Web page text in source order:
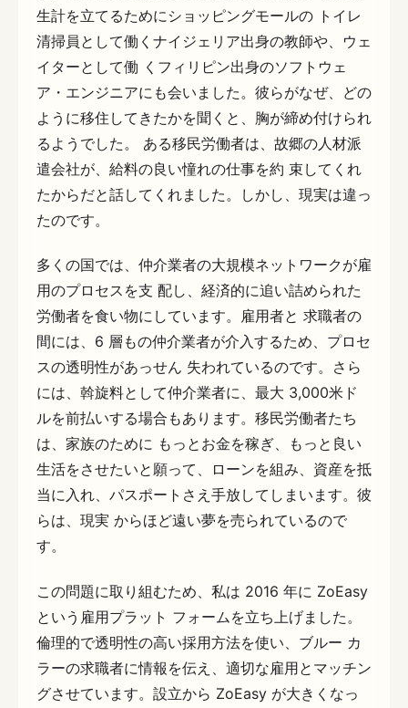
生計を立てるためにショッピングモールの トイレ
清掃員として働くナイジェリア出身の教師や、ウェ
イターとして働 くフィリピン出身のソフトウェ
ア・エンジニアにも会いました。彼らがなぜ、どの
ように移住してきたかを聞くと、胸が締め付けられ
るようでした。 ある移民労働者は、故郷の人材派
遣会社が、給料の良い憧れの仕事を約 束してくれ
たからだと話してくれました。しかし、現実は違っ
たのです。
多くの国では、仲介業者の大規模ネットワークが雇
用のプロセスを支 配し、経済的に追い詰められた
労働者を食い物にしています。雇用者と 求職者の
間には、6 層もの仲介業者が介入するため、プロセ
スの透明性があっせん 失われているのです。さら
には、斡旋料として仲介業者に、最大 3,000米ド
ルを前払いする場合もあります。移民労働者たち
は、家族のために もっとお金を稼ぎ、もっと良い
生活をさせたいと願って、ローンを組み、資産を抵
当に入れ、パスポートさえ手放してしまいます。彼
らは、現実 からほど遠い夢を売られているので
す。
この問題に取り組むため、私は 2016 年に ZoEasy
という雇用プラット フォームを立ち上げました。
倫理的で透明性の高い採用方法を使い、ブルー カ
ラーの求職者に情報を伝え、適切な雇用とマッチン
グさせています。設立から ZoEasy が大きくなっ